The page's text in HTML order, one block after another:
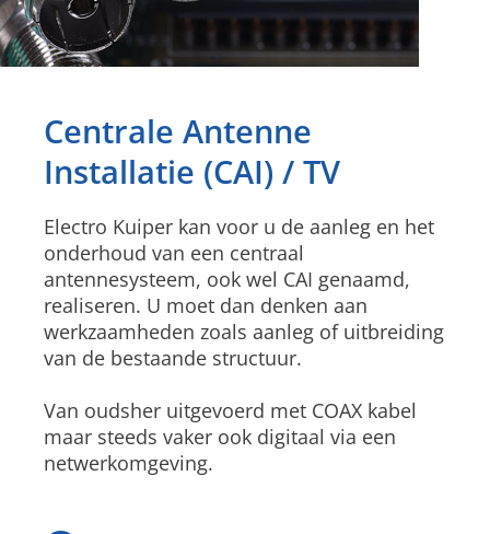
Centrale Antenne
Installatie (CAI) / TV
Electro Kuiper kan voor u de aanleg en het
onderhoud van een centraal
antennesysteem, ook wel CAI genaamd,
realiseren. U moet dan denken aan
werkzaamheden zoals aanleg of uitbreiding
van de bestaande structuur.
Van oudsher uitgevoerd met COAX kabel
maar steeds vaker ook digitaal via een
netwerkomgeving.